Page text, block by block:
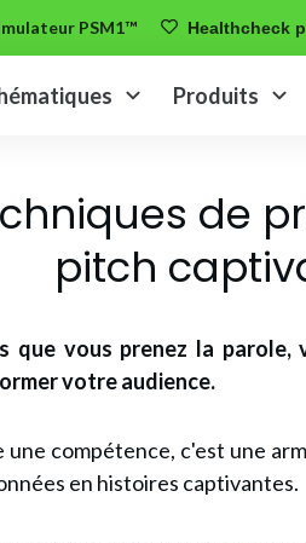
PSM1™ Healthcheck
Produits
de
pitch
que vous prenez la
votre audience.
une compétence, c'est une
en histoires captivantes.